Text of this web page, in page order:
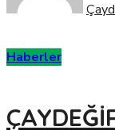
Haberler